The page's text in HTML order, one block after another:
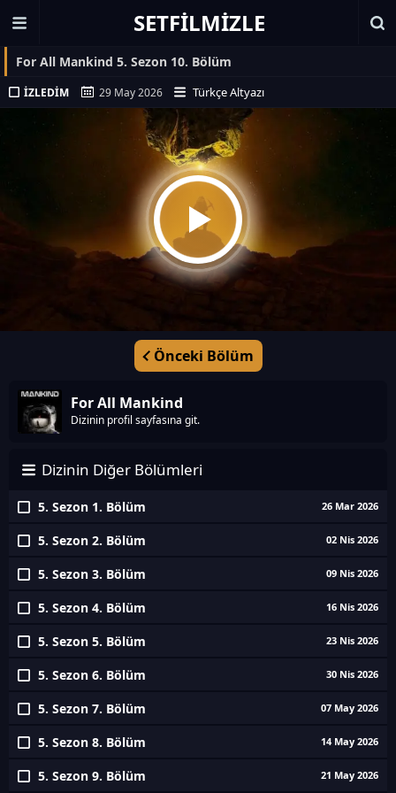
SETFILMIZLE
For All Mankind 5. Sezon 10. Bölüm
İZLEDIM 29 May 2026 Türkçe Altyazı
Önceki Bölüm
For All Mankind
Dizinin profil sayfasına git.
Dizinin Diğer Bölümleri
5. Sezon 1. Bölüm 26 Mar 2026
5. Sezon 2. Bölüm 02 Nis 2026
5. Sezon 3. Bölüm 09 Nis 2026
5. Sezon 4. Bölüm 16 Nis 2026
5. Sezon 5. Bölüm 23 Nis 2026
5. Sezon 6. Bölüm 30 Nis 2026
5. Sezon 7. Bölüm 07 May 2026
5. Sezon 8. Bölüm 14 May 2026
5. Sezon 9. Bölüm 21 May 2026